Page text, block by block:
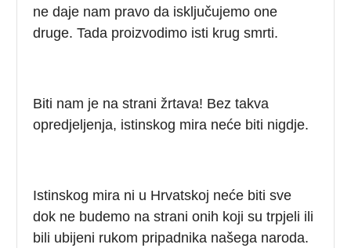
ne daje nam pravo da isključujemo one
druge. Tada proizvodimo isti krug smrti.
Biti nam je na strani žrtava! Bez takva
opredjeljenja, istinskog mira neće biti nigdje.
Istinskog mira ni u Hrvatskoj neće biti sve
dok ne budemo na strani onih koji su trpjeli ili
bili ubijeni rukom pripadnika našega naroda.